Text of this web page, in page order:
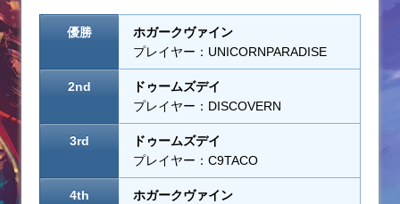
優勝
ホガークヴァイン
プレイヤー：UNICORNPARADISE
2nd
ドゥームズデイ
プレイヤー：DISCOVERN
3rd
ドゥームズデイ
プレイヤー：C9TACO
4th
ホガークヴァイン